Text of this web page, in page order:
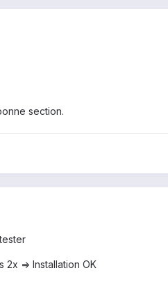
section.
2x => Installation OK